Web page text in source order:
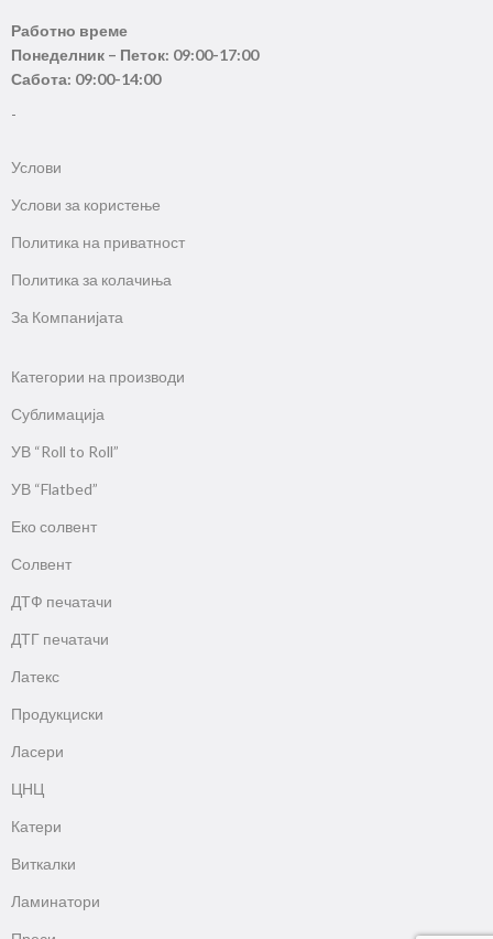
Работно време
Понеделник – Петок: 09:00-17:00
Сабота: 09:00-14:00
-
Услови
Услови за користење
Политика на приватност
Политика за колачиња
За Компанијата
Категории на производи
Сублимација
УВ “Roll to Roll”
УВ “Flatbed”
Еко солвент
Солвент
ДТФ печатачи
ДТГ печатачи
Латекс
Продукциски
Ласери
ЦНЦ
Катери
Виткалки
Ламинатори